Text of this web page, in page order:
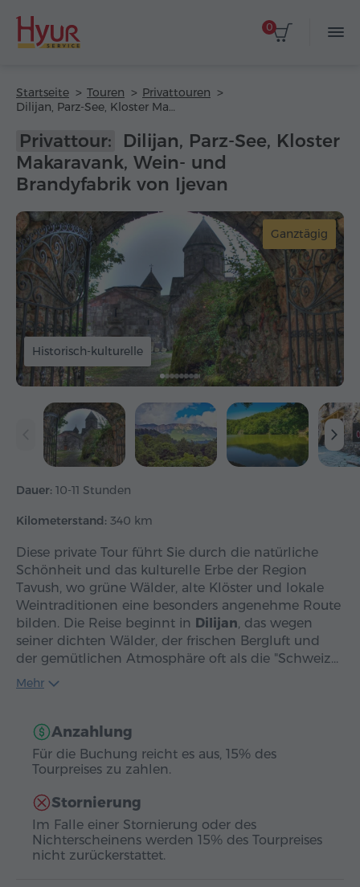
0
Startseite Touren
Privattouren
Dilijan, Parz-See, Kloster Makaravank, Wein- und Brandyfabrik von Ijevan
Privattour:
Dilijan, Parz-See, Kloster
Makaravank, Wein- und
Brandyfabrik von Ijevan
Ganztägig
Historisch-kulturelle
Dauer: 10-11 Stunden
Kilometerstand: 340 km
Diese private Tour führt Sie durch die natürliche
Schönheit und das kulturelle Erbe der Region
Tavush, wo grüne Wälder, alte Klöster und lokale
Weintraditionen eine besonders angenehme Route
bilden. Die Reise beginnt in Dilijan, das wegen
seiner dichten Wälder, der frischen Bergluft und
der gemütlichen Atmosphäre oft als die "Schweiz…
Mehr
Anzahlung
Für die Buchung reicht es aus, 15% des
Tourpreises zu zahlen.
Stornierung
Im Falle einer Stornierung oder des
Nichterscheinens werden 15% des Tourpreises
nicht zurückerstattet.